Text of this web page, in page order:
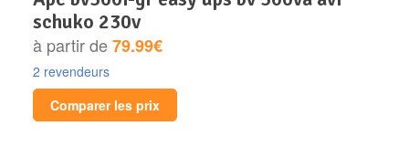
schuko 230v
à partir de79.99€
2 revendeurs
Comparer les prix